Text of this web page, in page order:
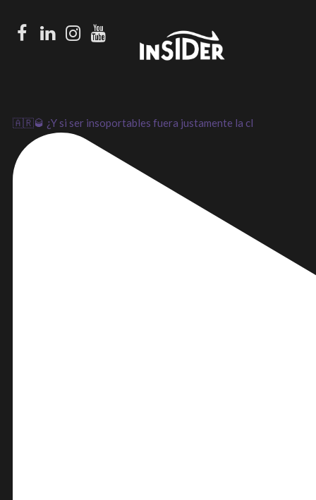
Facebook
LinkedInInstagram
Youtube
🇦🇷🥃 ¿Y si ser insoportables fuera justamente la cl